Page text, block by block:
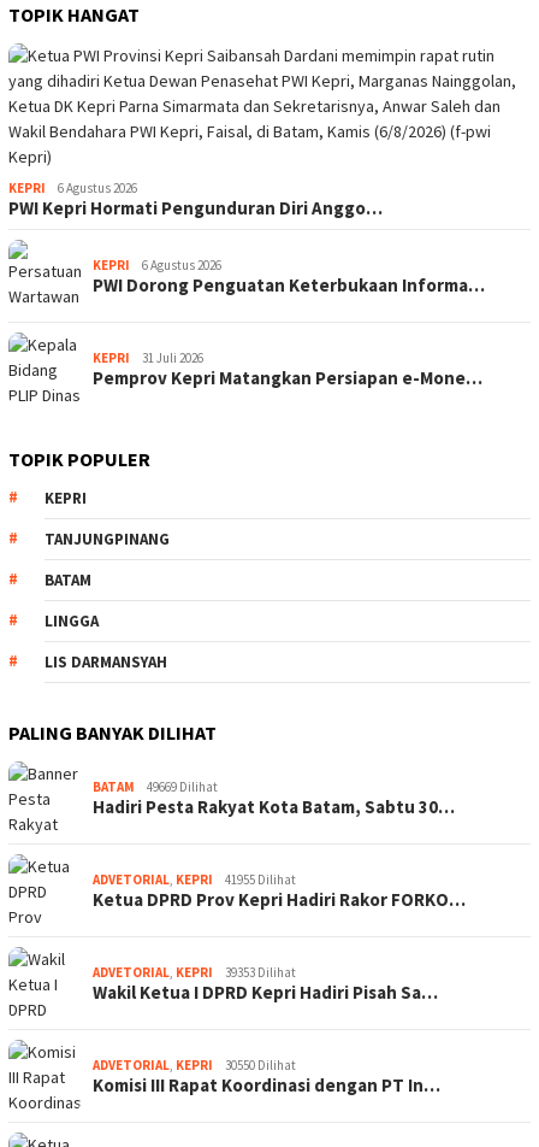
TOPIK HANGAT
KEPRI 6 Agustus 2026
PWI Kepri Hormati Pengunduran Diri Anggo…
KEPRI 6 Agustus 2026
PWI Dorong Penguatan Keterbukaan Informa…
KEPRI 31 Juli 2026
Pemprov Kepri Matangkan Persiapan e-Mone…
TOPIK POPULER
KEPRI
TANJUNGPINANG
BATAM
LINGGA
LIS DARMANSYAH
PALING BANYAK DILIHAT
BATAM 49669 Dilihat
Hadiri Pesta Rakyat Kota Batam, Sabtu 30…
ADVETORIAL, KEPRI 41955 Dilihat
Ketua DPRD Prov Kepri Hadiri Rakor FORKO…
ADVETORIAL, KEPRI 39353 Dilihat
Wakil Ketua I DPRD Kepri Hadiri Pisah Sa…
ADVETORIAL, KEPRI 30550 Dilihat
Komisi III Rapat Koordinasi dengan PT In…